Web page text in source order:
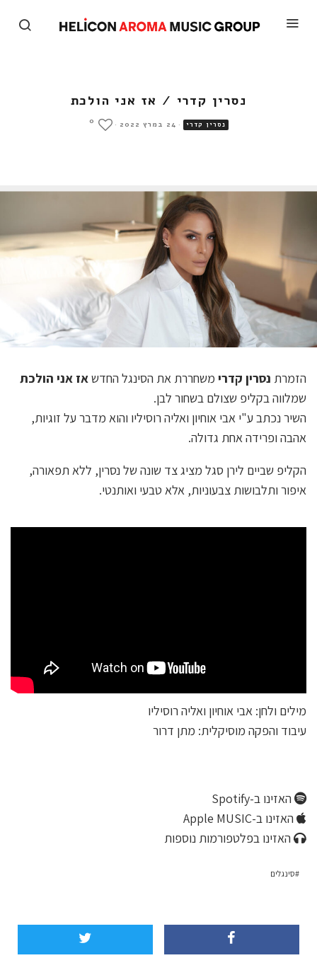
נסרין קדרי / אז אני הולכת
נסרין קדרי · 24 במרץ 2022 ·
0
הזמרת נסרין קדרי משחררת את הסינגל החדשאז אני הולכת
שמלווה בקליפ שצולם בשחור לבן.
השיר נכתב ע"י אבי אוחיון ואליה רוסיליו והוא מדבר על זוגיות,
אהבה ופרידה אחת גדולה.
הקליפ שביים לירן סגל מציג צד שונה של נסרין, ללא תפאורה,
איפור ותלבושות צבעוניות, אלא טבעי ואותנטי.
מילים ולחן: אבי אוחיון ואליה רוסיליו
עיבוד והפקה מוסיקלית: מתן דרור
האזינו ב-Spotify
האזינו ב-Apple MUSIC
האזינו בפלטפורמות נוספות
סינגלים